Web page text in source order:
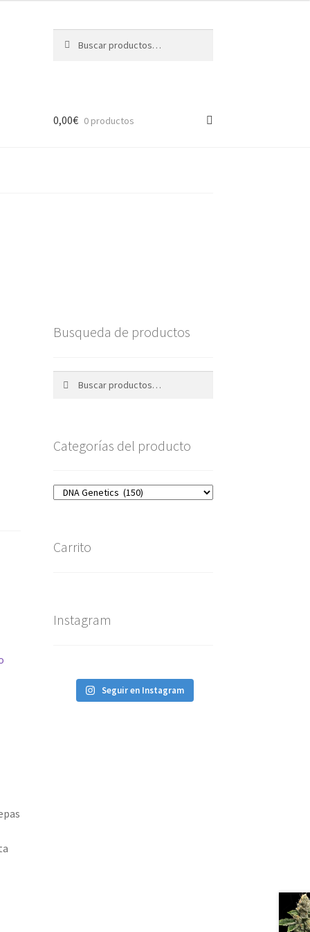
por:
0,00€ 0 productos
Busqueda de productos
Categorías del producto
Carrito
Instagram
Seguir en Instagram